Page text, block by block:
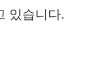
있습니다.